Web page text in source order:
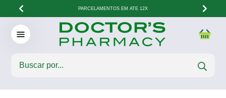
PARCELAMENTOS EM ATÉ 12X